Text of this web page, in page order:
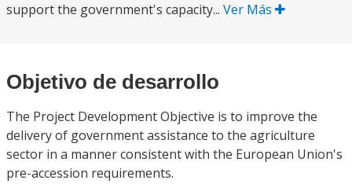
support the government's capacity... Ver Más
Objetivo de desarrollo
The Project Development Objective is to improve the
delivery of government assistance to the agriculture
sector in a manner consistent with the European Union's
pre-accession requirements.